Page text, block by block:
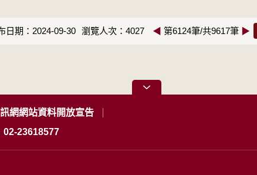
日期：2024-09-30 瀏覽人次：4027 ◀ 第6124筆/共9617筆 ▶
網網站資料開放宣告
02-23618577